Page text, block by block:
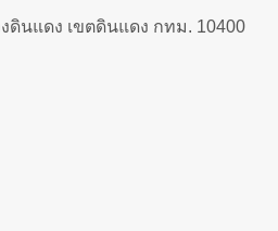
ดินแดง เขตดินแดง กทม. 10400